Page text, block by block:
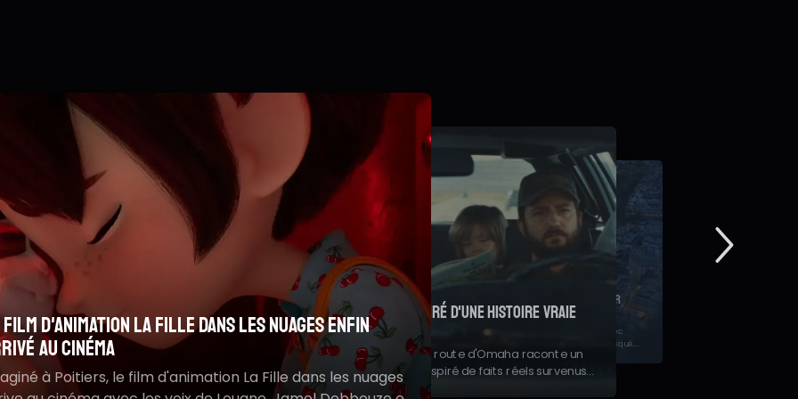
nuages enfin
Fille dans les nuages
Jamel Debbouze et
la route d'Omaha : inspiré d'une histoire vraie
à Deauville, Sur la route d'Omaha raconte un
Le nouveau Fantômas dévoile un premier teaser
mystérieux avec Guillaume Canet
Le nouveau Fantômas dévoile son premier teaser avec
Guillaume Canet dans le rôle du célèbre criminel masqué,
attendu au cinéma en 2027
Sorties cinéma France du 29 juillet 2026 : "Spider-
Man: Brand New Day", "Le Triangle d'or", "Les Matins
merveilleux"...
Retrouvez tous les nouveaux films à l'affiche en salles cette
semaine.